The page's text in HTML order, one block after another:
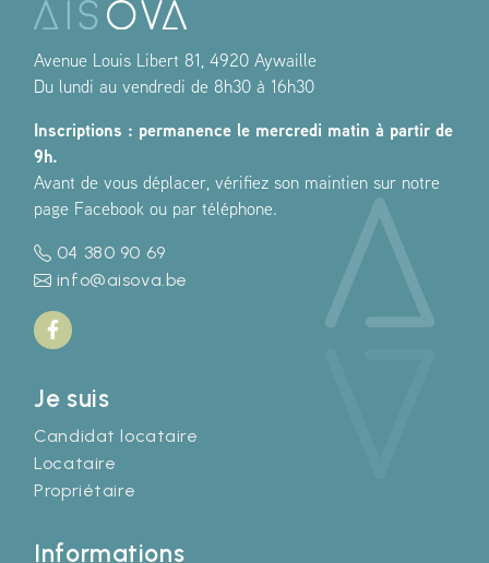
Avenue Louis Libert 81, 4920 Aywaille
Du lundi au vendredi de 8h30 à 16h30
Inscriptions : permanence le mercredi matin à partir de
9h.
Avant de vous déplacer, vérifiez son maintien sur notre
page Facebook ou par téléphone.
04 380 90 69
info@aisova.be
Je suis
Candidat locataire
Locataire
Propriétaire
Informations